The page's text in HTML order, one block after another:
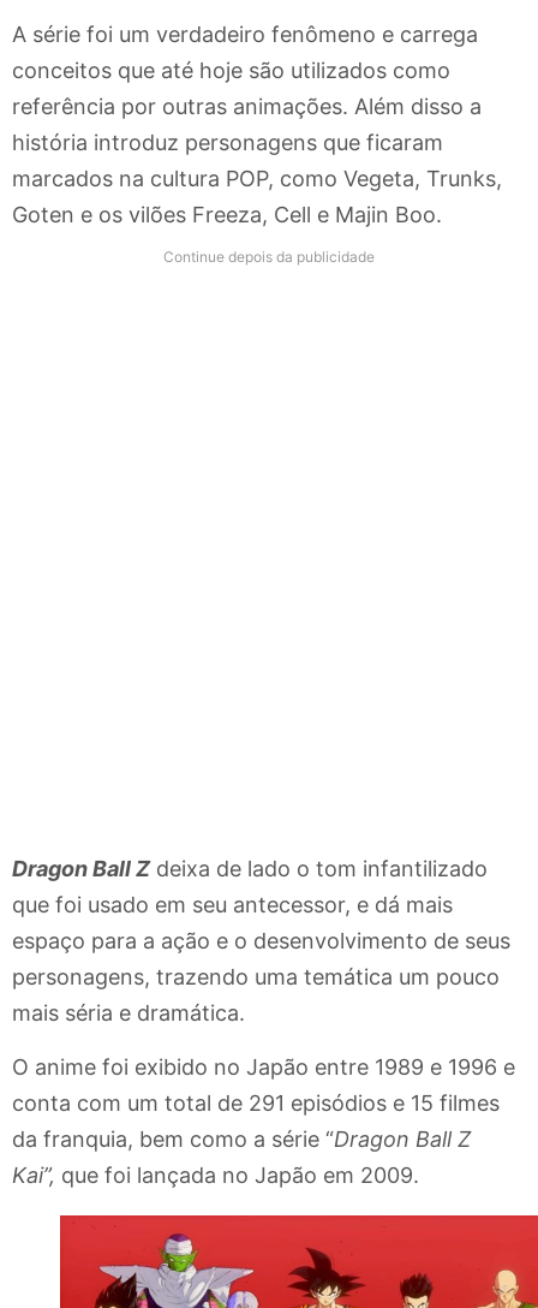
A série foi um verdadeiro fenômeno e carrega
conceitos que até hoje são utilizados como
referência por outras animações. Além disso a
história introduz personagens que ficaram
marcados na cultura POP, como Vegeta, Trunks,
Goten e os vilões Freeza, Cell e Majin Boo.
Continue depois da publicidade
Dragon Ball Zdeixa de lado o tom infantilizado
que foi usado em seu antecessor, e dá mais
espaço para a ação e o desenvolvimento de seus
personagens, trazendo uma temática um pouco
mais séria e dramática.
O anime foi exibido no Japão entre 1989 e 1996 e
conta com um total de 291 episódios e 15 filmes
da franquia, bem como a série “Dragon Ball Z
Kai”, que foi lançada no Japão em 2009.